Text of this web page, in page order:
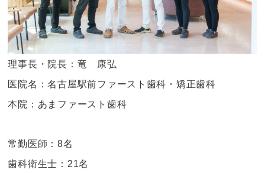
理事長・院長：竜 康弘
医院名：名古屋駅前ファースト歯科・矯正歯科
本院：あまファースト歯科
常勤医師：8名
歯科衛生士：21名